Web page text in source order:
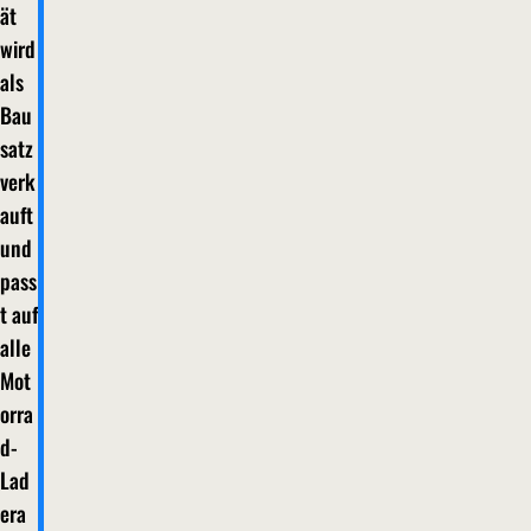
ät
wird
als
Bau
satz
verk
auft
und
pass
t auf
alle
Mot
orra
d-
Lad
era